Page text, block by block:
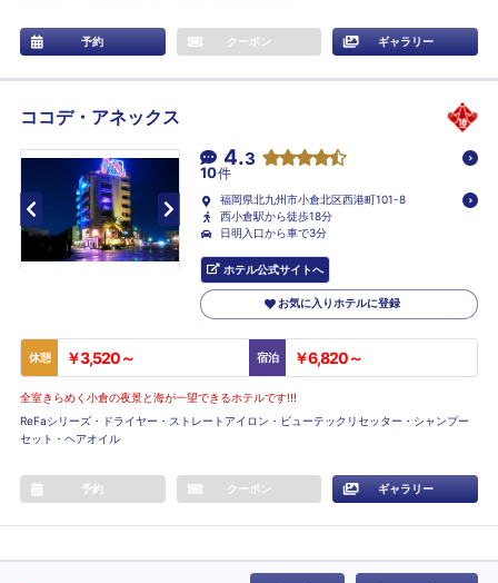
予約 クーポン ギャラリー
ココデ・アネックス
4.3
10件
福岡県北九州市小倉北区西港町101-8
西小倉駅から徒歩18分
日明入口から車で3分
ホテル公式サイトへ
お気に入りホテルに登録
休憩 ￥3,520～ 宿泊 ￥6,820～
全室きらめく小倉の夜景と海が一望できるホテルです!!!
ReFaシリーズ・ドライヤー・ストレートアイロン・ビューテックリセッター・シャンプー
セット・ヘアオイル
予約 クーポン ギャラリー